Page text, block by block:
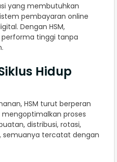
yang membutuhkan
pembayaran online
Dengan HSM,
tinggi tanpa
Hidup
HSM turut berperan
proses
distribusi, rotasi,
semuanya tercatat dengan